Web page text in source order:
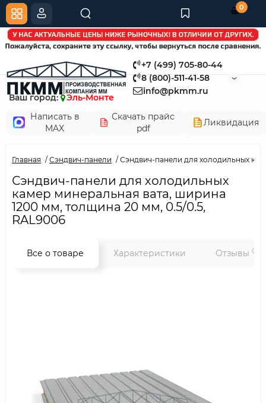
+7 (499) 705-80-44
8 (800)-511-41-58
info@pkmm.ru
Ваш город:
Эль-Монте
Написать в
MAX
Скачать прайс
pdf
Ликвидация
0
Главная Сэндвич-панели Сэндвич-панели для холодильных
Сэндвич-панели для холодильных
камер минеральная вата, ширина
1200 мм, толщина 20 мм, 0.5/0.5,
RAL9006
Все о товаре Характеристики Отзывы 0